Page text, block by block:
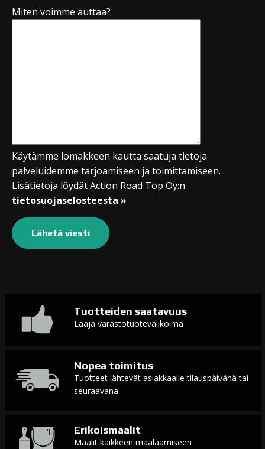
Miten voimme auttaa?
Käytämme lomakkeen kautta saatuja tietoja
palveluidemme tarjoamiseen ja toimittamiseen.
Lisätietoja löydät Action Road Top Oy:n
tietosuojaselosteesta »
Tuotteiden saatavuus
Laaja varastotuotevalikoima
Nopea toimitus
Tuotteet lähtevät asiakkaalle tilauspäivänä tai
seuraavana
Erikoismaalit
Maalit kaikkeen maalaamiseen